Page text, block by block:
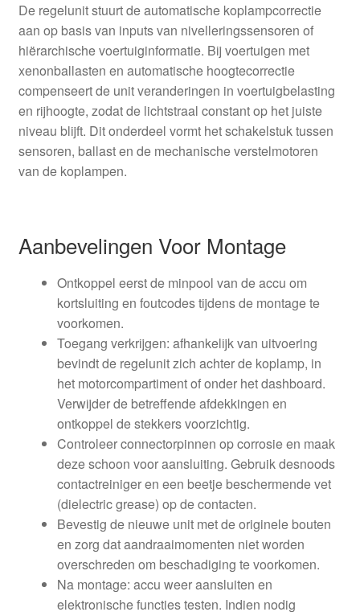
De regelunit stuurt de automatische koplampcorrectie
aan op basis van inputs van nivelleringssensoren of
hiërarchische voertuiginformatie. Bij voertuigen met
xenonballasten en automatische hoogtecorrectie
compenseert de unit veranderingen in voertuigbelasting
en rijhoogte, zodat de lichtstraal constant op het juiste
niveau blijft. Dit onderdeel vormt het schakelstuk tussen
sensoren, ballast en de mechanische verstelmotoren
van de koplampen.
Aanbevelingen Voor Montage
Ontkoppel eerst de minpool van de accu om
kortsluiting en foutcodes tijdens de montage te
voorkomen.
Toegang verkrijgen: afhankelijk van uitvoering
bevindt de regelunit zich achter de koplamp, in
het motorcompartiment of onder het dashboard.
Verwijder de betreffende afdekkingen en
ontkoppel de stekkers voorzichtig.
Controleer connectorpinnen op corrosie en maak
deze schoon voor aansluiting. Gebruik desnoods
contactreiniger en een beetje beschermende vet
(dielectric grease) op de contacten.
Bevestig de nieuwe unit met de originele bouten
en zorg dat aandraaimomenten niet worden
overschreden om beschadiging te voorkomen.
Na montage: accu weer aansluiten en
elektronische functies testen. Indien nodig